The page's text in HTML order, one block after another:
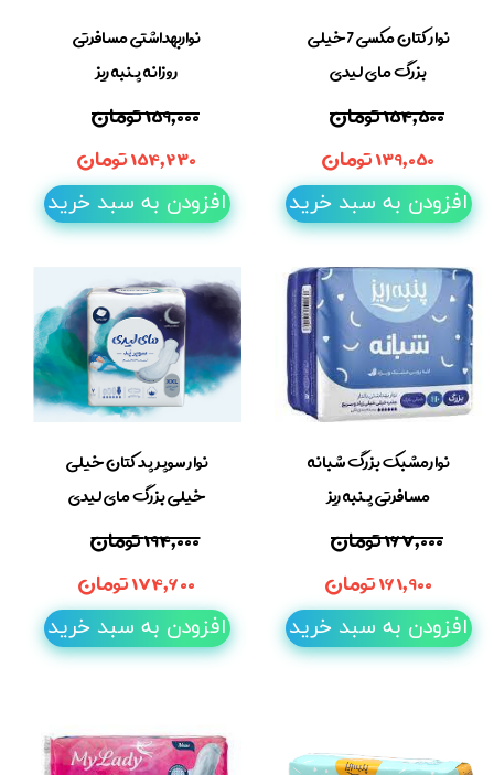
نوار کتان مکسی 7 خیلی
بزرگ مای لیدی
۱۵۴,۵۰۰ تومان
۱۳۹,۰۵۰ تومان
افزودن به سبد خرید
نواربهداشتی مسافرتی
روزانه پنبه ریز
۱۵۹,۰۰۰ تومان
۱۵۴,۲۳۰ تومان
افزودن به سبد خرید
نوارمشبک بزرگ شبانه
مسافرتی پنبه ریز
۱۶۷,۰۰۰ تومان
۱۶۱,۹۰۰ تومان
افزودن به سبد خرید
نوار سوپر پد کتان خیلی
خیلی بزرگ مای لیدی
۱۹۴,۰۰۰ تومان
۱۷۴,۶۰۰ تومان
افزودن به سبد خرید